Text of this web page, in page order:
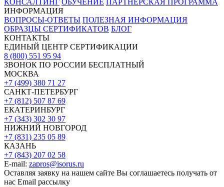
КОНСАЛТИНГ ОБУЧЕНИЕ ПАРТНЕРСКАЯ ПРОГРАММА
ИНФОРМАЦИЯ
ВОПРОСЫ-ОТВЕТЫ ПОЛЕЗНАЯ ИНФОРМАЦИЯ
ОБРАЗЦЫ СЕРТИФИКАТОВ БЛОГ
КОНТАКТЫ
ЕДИНЫЙ ЦЕНТР СЕРТИФИКАЦИИ
8 (800) 551 95 94
ЗВОНОК ПО РОССИИ БЕСПЛАТНЫЙ
МОСКВА
+7 (499) 380 71 27
САНКТ-ПЕТЕРБУРГ
+7 (812) 507 87 69
ЕКАТЕРИНБУРГ
+7 (343) 302 30 97
НИЖНИЙ НОВГОРОД
+7 (831) 235 05 89
КАЗАНЬ
+7 (843) 207 02 58
E-mail: zapros@isorus.ru
Оставляя заявку на нашем сайте Вы соглашаетесь получать от
нас Email рассылку